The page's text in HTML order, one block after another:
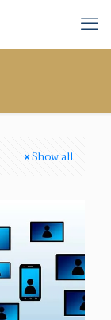
Show all